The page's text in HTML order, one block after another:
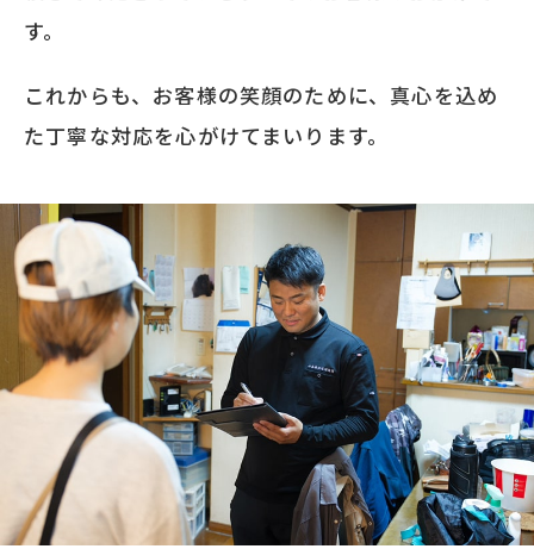
す。
これからも、お客様の笑顔のために、真心を込め
た丁寧な対応を心がけてまいります。